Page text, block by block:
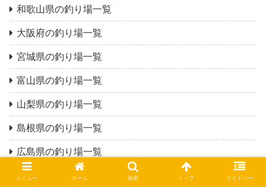
和歌山県の釣り場一覧
大阪府の釣り場一覧
宮城県の釣り場一覧
富山県の釣り場一覧
山梨県の釣り場一覧
島根県の釣り場一覧
広島県の釣り場一覧
愛知県の釣り場一覧
メニュー ホーム 検索 トップ サイドバー